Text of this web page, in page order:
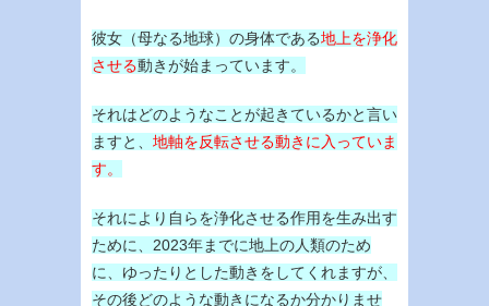
彼女（母なる地球）の身体である地上を浄化
させる動きが始まっています。
それはどのようなことが起きているかと言い
ますと、 地軸を反転させる動きに入っていま
す。
それにより自らを浄化させる作用を生み出す
ために、2023年までに地上の人類のため
に、ゆったりとした動きをしてくれますが、
その後どのような動きになるか分かりませ